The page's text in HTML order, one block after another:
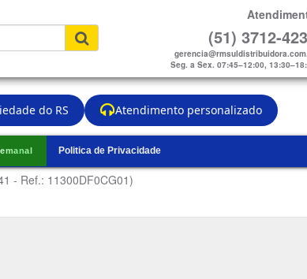
do RS Atendimento personalizado
(51) 3712-
Seg. a Sex. 07:45–12:00,
Politica de Privacidade
- Ref.: 11300DF0CG01)